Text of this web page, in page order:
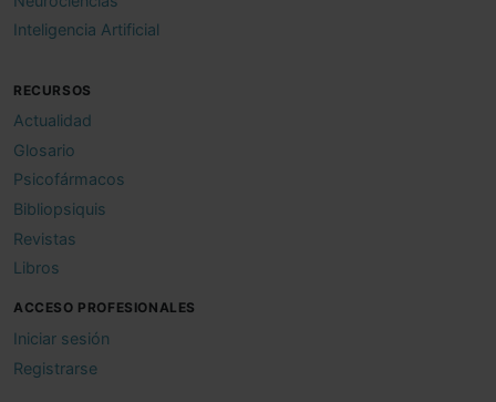
Inteligencia Artificial
RECURSOS
Actualidad
Glosario
Psicofármacos
Bibliopsiquis
Revistas
Libros
ACCESO PROFESIONALES
Iniciar sesión
Registrarse